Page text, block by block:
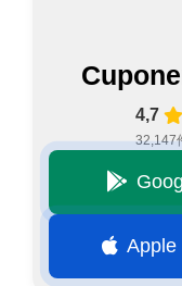
4,7
32,147
Apple